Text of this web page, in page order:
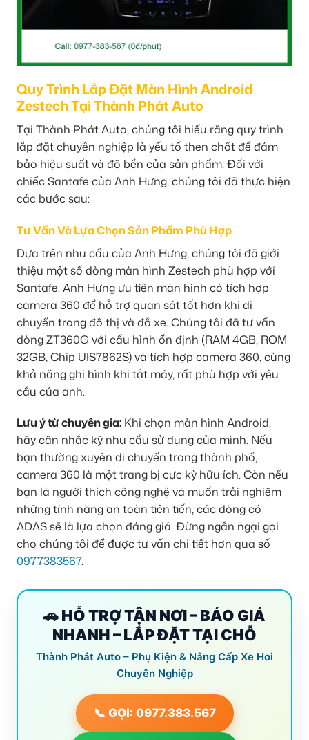
Quy Trình Lắp Đặt Màn Hình Android
Zestech Tại Thành Phát Auto
Tại Thành Phát Auto, chúng tôi hiểu rằng quy trình
lắp đặt chuyên nghiệp là yếu tố then chốt để đảm
bảo hiệu suất và độ bền của sản phẩm. Đối với
chiếc Santafe của Anh Hưng, chúng tôi đã thực hiện
các bước sau:
Tư Vấn Và Lựa Chọn Sản Phẩm Phù Hợp
Dựa trên nhu cầu của Anh Hưng, chúng tôi đã giới
thiệu một số dòng màn hình Zestech phù hợp với
Santafe. Anh Hưng ưu tiên màn hình có tích hợp
camera 360 để hỗ trợ quan sát tốt hơn khi di
chuyển trong đô thị và đỗ xe. Chúng tôi đã tư vấn
dòng ZT360G với cấu hình ổn định (RAM 4GB, ROM
32GB, Chip UIS7862S) và tích hợp camera 360, cùng
khả năng ghi hình khi tắt máy, rất phù hợp với yêu
cầu của anh.
Lưu ý từ chuyên gia: Khi chọn màn hình Android,
hãy cân nhắc kỹ nhu cầu sử dụng của mình. Nếu
bạn thường xuyên di chuyển trong thành phố,
camera 360 là một trang bị cực kỳ hữu ích. Còn nếu
bạn là người thích công nghệ và muốn trải nghiệm
những tính năng an toàn tiên tiến, các dòng có
ADAS sẽ là lựa chọn đáng giá. Đừng ngần ngại gọi
cho chúng tôi để được tư vấn chi tiết hơn qua số
0977383567.
🚗 HỖ TRỢ TẬN NƠI – BÁO GIÁ
NHANH – LẮP ĐẶT TẠI CHỖ
Thành Phát Auto – Phụ Kiện & Nâng Cấp Xe Hơi
Chuyên Nghiệp
📞 GỌI: 0977.383.567